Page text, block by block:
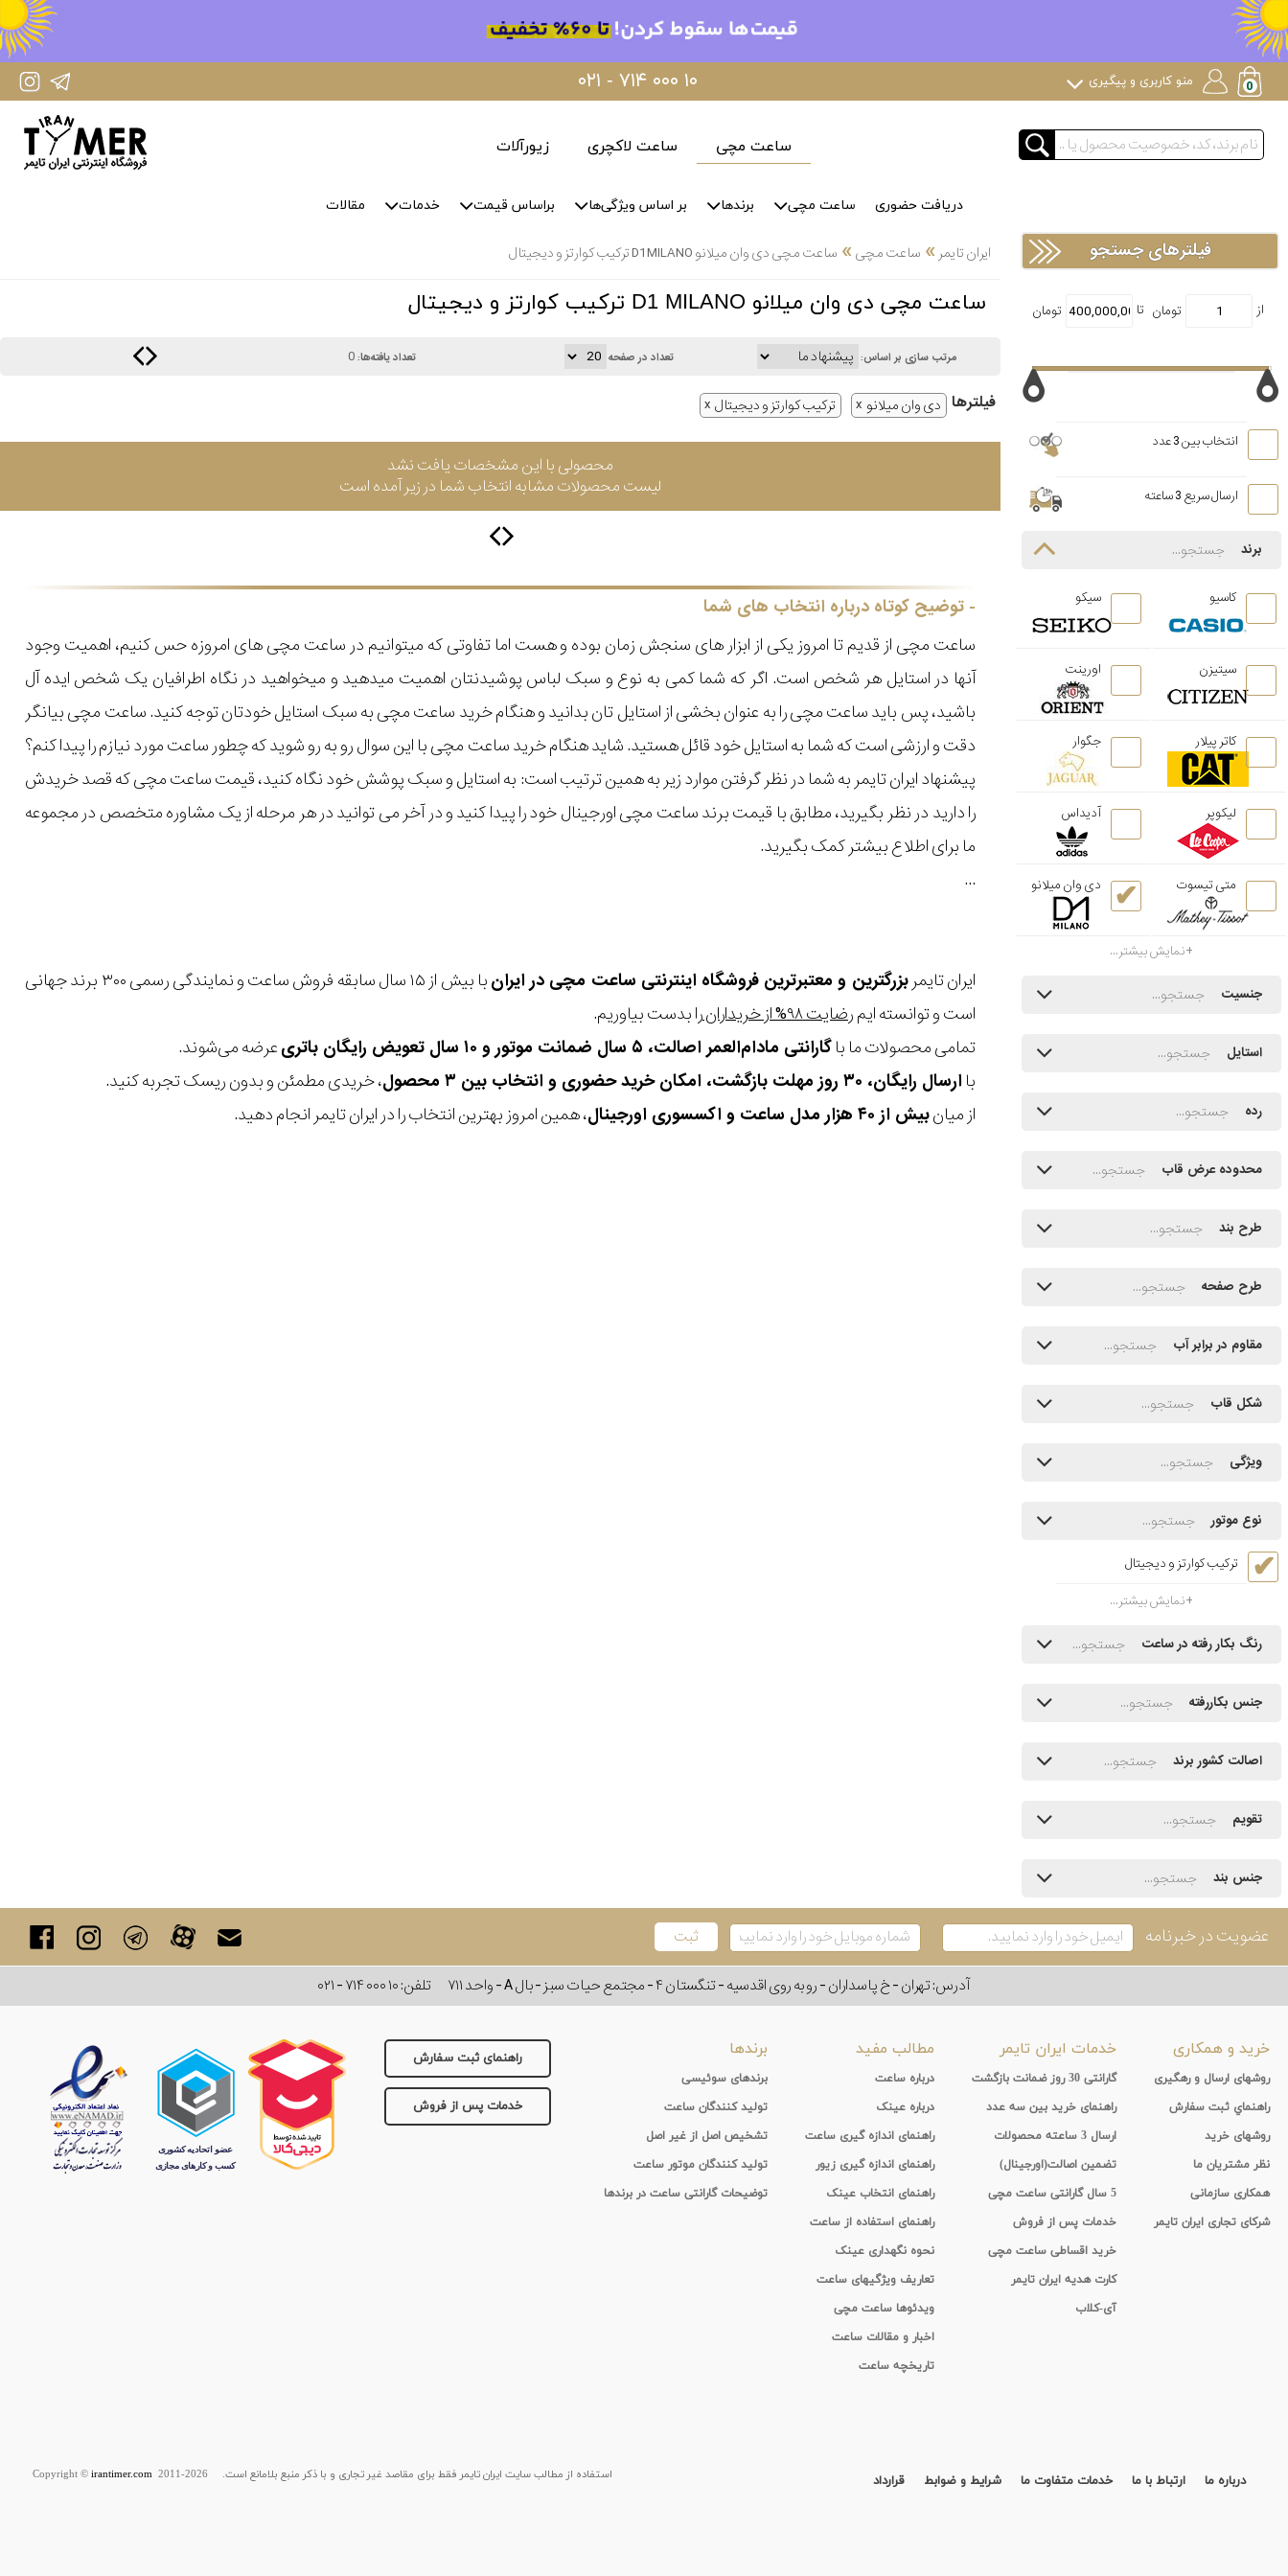
IranTimer Instagram Page ۰۲۱ - ۷۱۴ ۰۰۰ ۱۰ منو کاربری و پیگیری
ساعت مچی ساعت لاکچری زیورآلات
دریافت حضوری ساعت مچی برندها بر اساس ویژگی‌ها براساس قیمت خدمات مقالات
ایران تایمر » ساعت مچی» ساعت مچی دی وان میلانو D1 MILANO ترکیب کوارتز و دیجیتال
ساعت مچی دی وان میلانو D1 MILANO ترکیب کوارتز و دیجیتال
مرتب سازی بر اساس: تعداد در صفحه تعداد یافته‌ها:0
فیلتر‌ها دی وان میلانو ترکیب کوارتز و دیجیتال
محصولی با این مشخصات یافت نشد
لیست محصولات مشابه انتخاب شما در زیر آمده است
توضیح کوتاه درباره انتخاب های شما
ساعت مچی از قدیم تا امروز یکی از ابزار های سنجش زمان بوده و هست اما تفاوتی که میتوانیم در ساعت مچی های امروزه حس کنیم، اهمیت وجود
آنها در استایل هر شخص است. اگر که شما کمی به نوع و سبک لباس پوشیدنتان اهمیت میدهید و میخواهید در نگاه اطرافیان یک شخص ایده آل
باشید، پس باید ساعت مچی را به عنوان بخشی از استایل تان بدانید و هنگام خرید ساعت مچی به سبک استایل خودتان توجه کنید. ساعت مچی بیانگر
دقت و ارزشی است که شما به استایل خود قائل هستید. شاید هنگام خرید ساعت مچی با این سوال رو به رو شوید که چطور ساعت مورد نیازم را پیدا کنم؟
پیشنهاد ایران تایمر به شما در نظر گرفتن موارد زیر به همین ترتیب است: به استایل و سبک پوشش خود نگاه کنید، قیمت ساعت مچی که قصد خریدش
را دارید در نظر بگیرید، مطابق با قیمت برند ساعت مچی اورجینال خود را پیدا کنید و در آخر می توانید در هر مرحله از یک مشاوره متخصص در مجموعه
ما برای اطلاع بیشتر کمک بگیرید.
...
ایران تایمربزرگترین و معتبرترین فروشگاه اینترنتی ساعت مچی در ایران
با بیش از ۱۵ سال سابقه فروش ساعت و نمایندگی رسمی ۳۰۰ برند جهانی
است و توانسته ایمرضایت ۹۸% از خریداران
را بدست بیاوریم.
تمامی محصولات ما باگارانتی مادام‌العمر اصالت، ۵ سال ضمانت موتور و ۱۰ سال تعویض رایگان باتری
عرضه می‌شوند.
باارسال رایگان، ۳۰ روز مهلت بازگشت، امکان خرید حضوری و انتخاب بین ۳ محصول
، خریدی مطمئن و بدون ریسک تجربه کنید.
از میانبیش از ۴۰ هزار مدل ساعت و اکسسوری اورجینال ، همین امروز بهترین انتخاب را در ایران تایمر انجام دهید.
فیلترهای جستجو
انتخاب بین 3 عدد
ارسال سریع 3 ساعته
برند
کاسیو سیکو
سیتیزن اورینت
کاتر پیلار جگوار
لیکوپر آدیداس
متی تیسوت دی وان میلانو
نمایش بیشتر...
جنسیت
استایل
رده
محدوده عرض قاب
طرح بند
طرح صفحه
مقاوم در برابر آب
شکل قاب
ویژگی
نوع موتور
ترکیب کوارتز و دیجیتال
نمایش بیشتر...
رنگ بکار رفته در ساعت
جنس بکاررفته
اصالت کشور برند
تقویم
جنس بند
عضویت در خبرنامه
آدرس: تهران - خ پاسداران - رو به روی اقدسیه - تنگستان ۴ - مجتمع حیات سبز - بال A - واحد ۷۱۱ تلفن:۰۲۱ - ۷۱۴ ۰۰۰ ۱۰
راهنمای ثبت سفارش
خدمات پس از فروش
خرید و همکاری
روشهای ارسال و رهگیری
راهنماي ثبت سفارش
روشهای خرید
نظر مشتریان ما
همکاری سازمانی
شرکای تجاری ایران تایمر
خدمات ایران تایمر
گارانتی 30 روز ضمانت بازگشت
راهنمای خرید بین سه عدد
ارسال 3 ساعته محصولات
تضمین اصالت(اورجینال)
5 سال گارانتی ساعت مچی
خدمات پس از فروش
خرید اقساطی ساعت مچی
کارت هدیه ایران تایمر
آی-کلاب
مطالب مفید
درباره ساعت
درباره عینک
راهنمای اندازه گیری ساعت
راهنمای اندازه گیری زیور
راهنمای انتخاب عینک
راهنمای استفاده از ساعت
نحوه نگهداری عینک
تعاریف ویژگیهای ساعت
ویدئوها ساعت مچی
اخبار و مقالات ساعت
تاریخچه ساعت
برندها
برندهای سوئیسی
تولید کنندگان ساعت
تشخیص اصل از غیر اصل
تولید کنندگان موتور ساعت
توضیحات گارانتی ساعت در برندها
درباره ما ارتباط با ما خدمات متفاوت ما شرایط و ضوابط قرارداد استفاده از مطالب سايت ایران تایمر فقط برای مقاصد غیر تجاری و با ذکر منبع بلامانع است. Copyright © irantimer.com2011-2026